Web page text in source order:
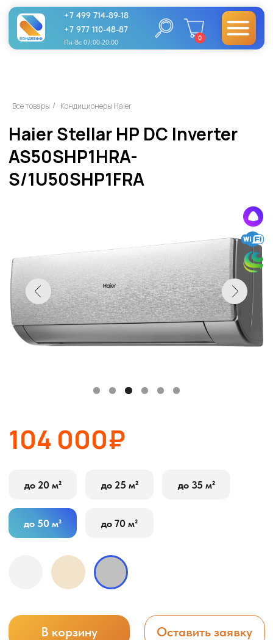
+7 499 714-89-18
+7 977 110-48-87
Пн-Вс 07:00-20:00
Все товары / Кондиционеры Haier
AS50SHP1HRA-
S/1U50SHP1FRA
Описание Характеристики
до 20 м² до 25 м² до 35 м²
В корзину Оставить заявку
104 000₽